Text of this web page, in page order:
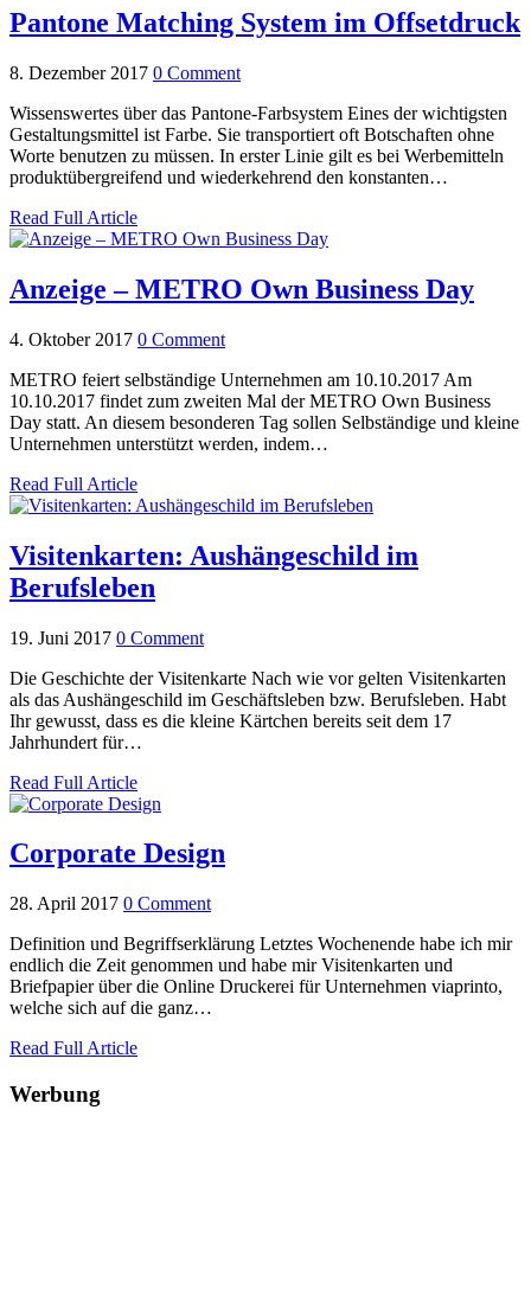
Pantone Matching System im Offsetdruck
8. Dezember 2017 0 Comment
Wissenswertes über das Pantone-Farbsystem Eines der wichtigsten
Gestaltungsmittel ist Farbe. Sie transportiert oft Botschaften ohne
Worte benutzen zu müssen. In erster Linie gilt es bei Werbemitteln
produktübergreifend und wiederkehrend den konstanten…
Read Full Article
Anzeige – METRO Own Business Day
4. Oktober 2017 0 Comment
METRO feiert selbständige Unternehmen am 10.10.2017 Am
10.10.2017 findet zum zweiten Mal der METRO Own Business
Day statt. An diesem besonderen Tag sollen Selbständige und kleine
Unternehmen unterstützt werden, indem…
Read Full Article
Visitenkarten: Aushängeschild im
Berufsleben
19. Juni 2017 0 Comment
Die Geschichte der Visitenkarte Nach wie vor gelten Visitenkarten
als das Aushängeschild im Geschäftsleben bzw. Berufsleben. Habt
Ihr gewusst, dass es die kleine Kärtchen bereits seit dem 17
Jahrhundert für…
Read Full Article
Corporate Design
28. April 2017 0 Comment
Definition und Begriffserklärung Letztes Wochenende habe ich mir
endlich die Zeit genommen und habe mir Visitenkarten und
Briefpapier über die Online Druckerei für Unternehmen viaprinto,
welche sich auf die ganz…
Read Full Article
Werbung